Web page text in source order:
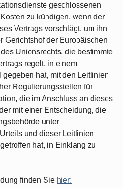
geschlossenen
zu kündigen, wenn der
Vertrags vorschlägt, um ihn
Gerichtshof der Europäischen
Unionsrechts, die bestimmte
regelt, in einem
hat, mit den Leitlinien
Regulierungsstellen für
die im Anschluss an dieses
mit einer Entscheidung, die
unter
und dieser Leitlinien
hat, in Einklang zu
finden Sie hier: